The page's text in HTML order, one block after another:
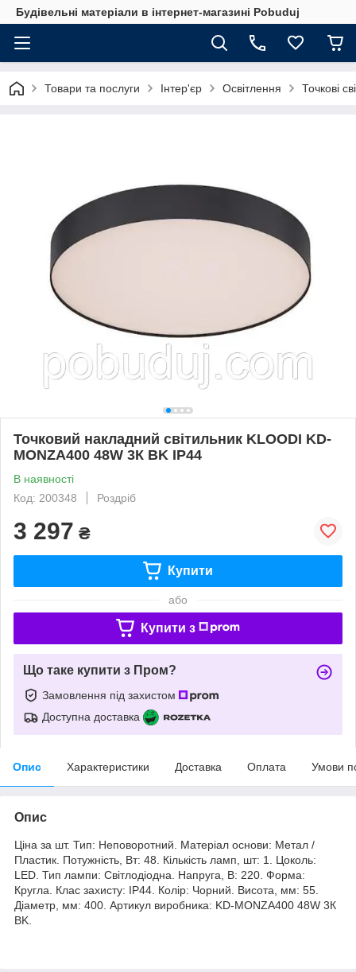
Будівельні матеріали в інтернет-магазині Pobuduj
Товари та послуги Інтер'єр Освітлення Точкові
Точковий накладний світильник KLOODI KD-
MONZA400 48W 3К BK IP44
В наявності
Код: 200348
Роздріб
3 297 ₴
Купити
або
Купити з
Що таке купити з Пром?
Замовлення під захистом
Доступна доставка
Опис Характеристики Доставка Оплата Умови
Опис
Ціна за шт. Тип: Неповоротний. Матеріал основи: Метал /
Пластик. Потужність, Вт: 48. Кількість ламп, шт: 1. Цоколь:
LED. Тип лампи: Світлодіодна. Напруга, В: 220. Форма:
Кругла. Клас захисту: IP44. Колір: Чорний. Висота, мм: 55.
Діаметр, мм: 400. Артикул виробника: KD-MONZA400 48W 3К
BK.